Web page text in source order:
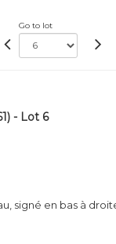
Go to lot
- Lot 6
signé en bas à